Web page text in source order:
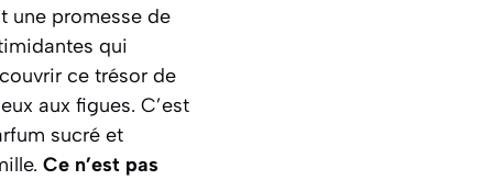
une promesse de
qui
ce trésor de
aux figues. C’est
sucré et
Ce n’est pas